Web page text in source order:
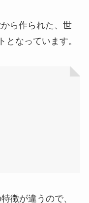
ら作られた、世
なっています。
徴が違うので、